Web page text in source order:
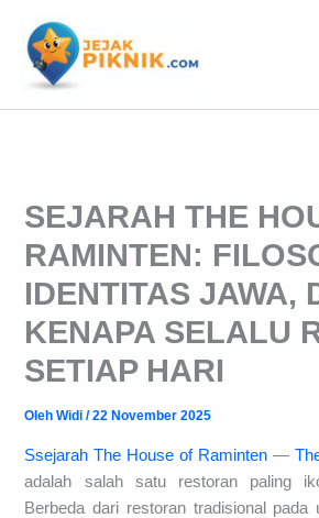
konten
SEJARAH THE
RAMINTEN:
IDENTITAS JAWA,
KENAPA SELALU
SETIAP HARI
OlehWidi/22 November 2025
Ssejarah The House of Raminten —
adalah salah satu restoran paling
Berbeda dari restoran tradisional pada